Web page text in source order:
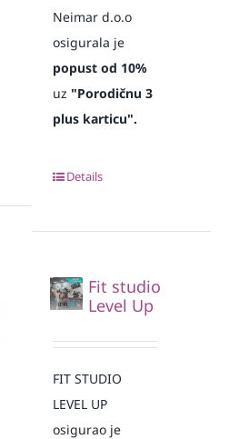
Neimar d.o.o
osigurala je
popust od 10%
uz"Porodičnu 3
plus karticu".
Details
Fit studio
Level Up
FIT STUDIO
LEVEL UP
osigurao je